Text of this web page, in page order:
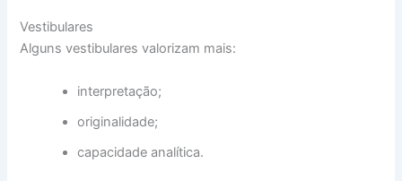
Vestibulares
Alguns vestibulares valorizam mais:
interpretação;
originalidade;
capacidade analítica.